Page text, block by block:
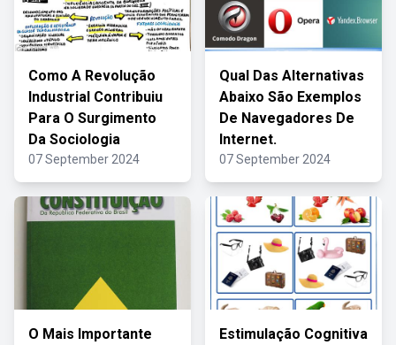
Como A Revolução
Industrial Contribuiu
Para O Surgimento
Da Sociologia
07 September 2024
Qual Das Alternativas
Abaixo São Exemplos
De Navegadores De
Internet.
07 September 2024
O Mais Importante Estimulação Cognitiva